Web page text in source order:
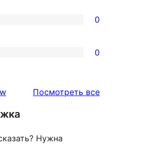
0
0
Посмотреть всеотзывы
Нужна